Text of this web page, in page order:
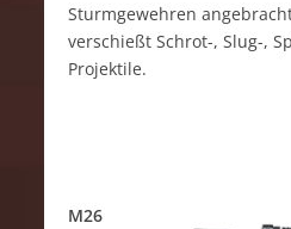
Sturmgewehren
verschießt Schrot-, Slug-,
Projektile.
M26